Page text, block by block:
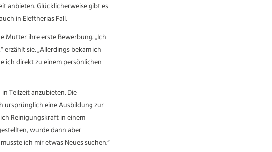
anbieten. Glücklicherweise gibt es
in Eleftherias Fall.
Mutter ihre erste Bewerbung. „Ich
sie. „Allerdings bekam ich
ich direkt zu einem persönlichen
Teilzeit anzubieten. Die
ursprünglich eine Ausbildung zur
Reinigungskraft in einem
wurde dann aber
ich mir etwas Neues suchen.“